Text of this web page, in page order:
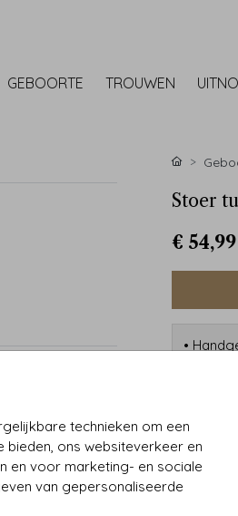
GEBOORTE TROUWEN
technieken om een
ons websiteverkeer en
en voor marketing- en sociale
van gepersonaliseerde
Stoer
€ 54,99
•
• 90
•
•
•
•